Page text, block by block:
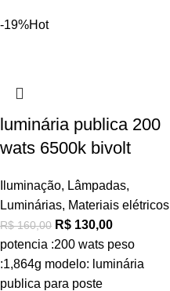
-19%Hot
luminária publica 200
wats 6500k bivolt
Iluminação, Lâmpadas,
Luminárias, Materiais elétricos
R$160,00 R$ 130,00
potencia :200 wats peso
:1,864g modelo: luminária
publica para poste